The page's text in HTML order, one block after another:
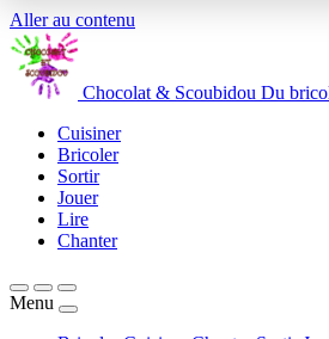
Aller au contenu
Chocolat & Scoubidou Du
Cuisiner
Bricoler
Sortir
Jouer
Lire
Chanter
Menu